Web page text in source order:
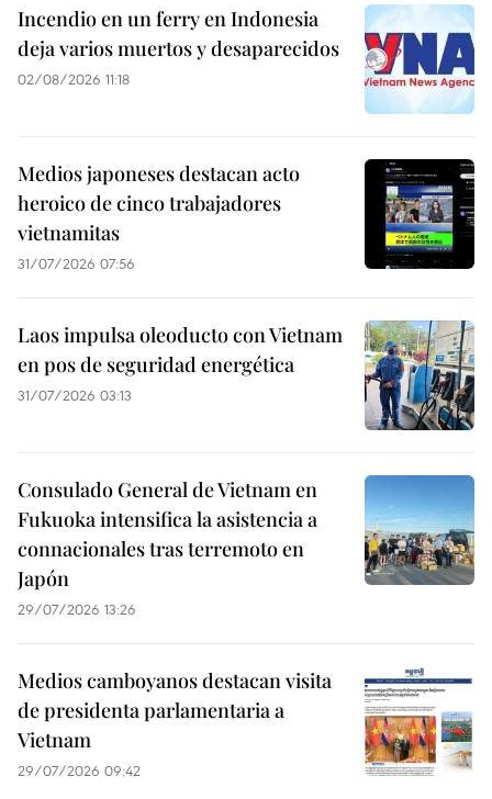
Incendio en un ferry en Indonesia
deja varios muertos y desaparecidos
02/08/2026 11:18
Medios japoneses destacan acto
heroico de cinco trabajadores
vietnamitas
31/07/2026 07:56
Laos impulsa oleoducto con Vietnam
en pos de seguridad energética
31/07/2026 03:13
Consulado General de Vietnam en
Fukuoka intensifica la asistencia a
connacionales tras terremoto en
Japón
29/07/2026 13:26
Medios camboyanos destacan visita
de presidenta parlamentaria a
Vietnam
29/07/2026 09:42